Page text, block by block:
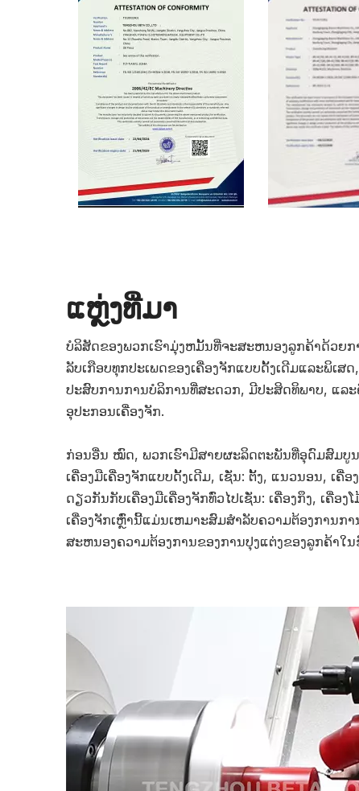
ແຫຼ່ງທີ່ມາ
ບໍລິສັດຂອງພວກເຮົາມຸ່ງຫມັ້ນທີ່ຈະສະຫນອງລູກຄ້າດ້ວຍ
ລັບເກືອບທຸກປະເພດຂອງເຄື່ອງຈັກແບບດັ້ງເດີມແລະພິເ
ປະສົບການການບໍລິການທີ່ສະດວກ, ມີປະສິດທິພາບ, ແລະ
ອຸປະກອນເຄື່ອງຈັກ.
ກ່ອນອື່ນ ໝົດ, ພວກເຮົາມີສາຍຜະລິດຕະພັນທີ່ອຸດົມສົມບູນ
ເຄື່ອງມືເຄື່ອງຈັກແບບດັ້ງເດີມ, ເຊັ່ນ: ຕັ້ງ, ແນວນອນ, ເຄື່ອ
ດຽວກັນກັບເຄື່ອງມືເຄື່ອງຈັກທົ່ວໄປເຊັ່ນ: ເຄື່ອງກຶງ, ເຄື່ອງ
ເຄື່ອງຈັກເຫຼົ່ານີ້ແມ່ນເຫມາະສົມສໍາລັບຄວາມຕ້ອງການກ
ສະຫນອງຄວາມຕ້ອງການຂອງການປຸງແຕ່ງຂອງລູກຄ້າໃ